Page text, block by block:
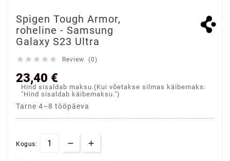
Spigen Tough Armor,
roheline - Samsung
Galaxy S23 Ultra
     Review (0)
23,40 €
Hind sisaldab maksu.(Kui võetakse silmas käibemaks:
"Hind sisaldab käibemaksu.")
Tarne 4–8 tööpäeva
Kogus: